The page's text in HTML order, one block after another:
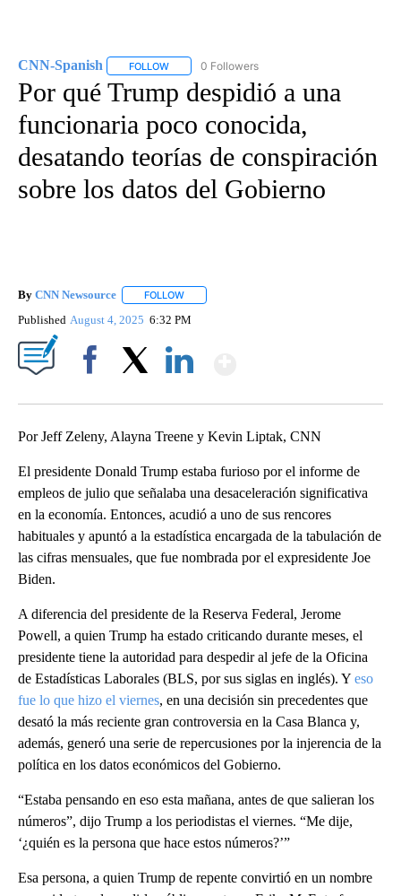
CNN-Spanish FOLLOW FOLLOW "CNN-SPANISH" TO RECEIVE
0 Followers
Por qué Trump despidió a una
funcionaria poco conocida,
desatando teorías de conspiración
sobre los datos del Gobierno
By CNN Newsource FOLLOW
Published August 4, 2025 6:32 PM
Por Jeff Zeleny, Alayna Treene y Kevin Liptak, CNN
El presidente Donald Trump estaba furioso por el informe de
empleos de julio que señalaba una desaceleración significativa
en la economía. Entonces, acudió a uno de sus rencores
habituales y apuntó a la estadística encargada de la tabulación de
las cifras mensuales, que fue nombrada por el expresidente Joe
Biden.
A diferencia del presidente de la Reserva Federal, Jerome
Powell, a quien Trump ha estado criticando durante meses, el
presidente tiene la autoridad para despedir al jefe de la Oficina
de Estadísticas Laborales (BLS, por sus siglas en inglés). Y eso
fue lo que hizo el viernes, en una decisión sin precedentes que
desató la más reciente gran controversia en la Casa Blanca y,
además, generó una serie de repercusiones por la injerencia de la
política en los datos económicos del Gobierno.
“Estaba pensando en eso esta mañana, antes de que salieran los
números”, dijo Trump a los periodistas el viernes. “Me dije,
‘¿quién es la persona que hace estos números?’”
Esa persona, a quien Trump de repente convirtió en un nombre